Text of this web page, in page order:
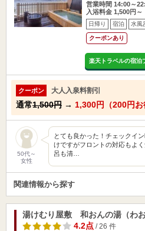
営業時間 14:00～
入浴料金 1,500円～
日帰り 宿泊 水風
クーポンあり
楽天トラベルの宿泊
クーポン 大人入泉料割引
通常1,500円 → 1,300円（200円お
50代～
女性
とても良かった！チェックイ
けですがフロントの対応もよ
呂も清…
関連情報から探す
湯けむり屋敷 和おんの湯（わお
4.2点 / 26 件